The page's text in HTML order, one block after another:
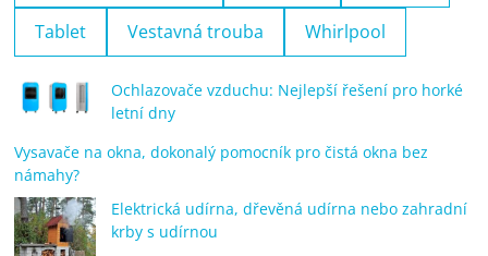
Tablet Vestavná trouba Whirlpool
Ochlazovače vzduchu: Nejlepší řešení pro horké
letní dny
Vysavače na okna, dokonalý pomocník pro čistá okna bez
námahy?
Elektrická udírna, dřevěná udírna nebo zahradní
krby s udírnou